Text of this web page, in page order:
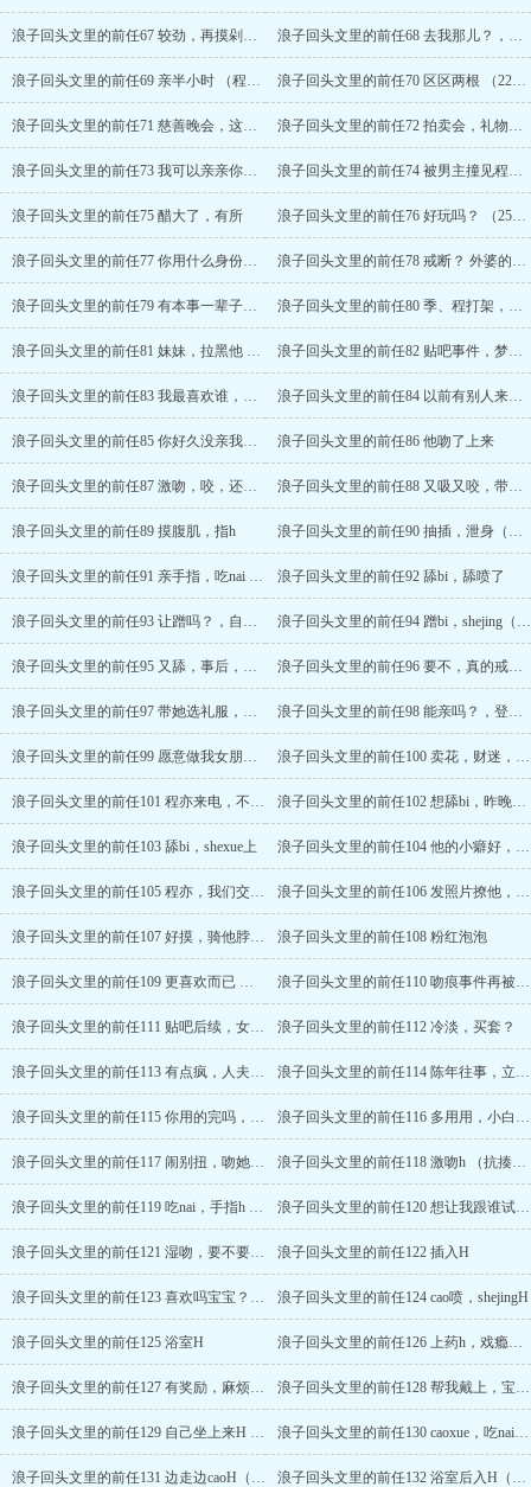
浪子回头文里的前任67 较劲，再摸剁了你的爪子（2000收加更） 浪子回头文里的前任68 去我那儿？，怕了。
浪子回头文里的前任69 亲半小时 （程亦，2100收加更） 浪子回头文里的前任70 区区两根 （2200收加更）
浪子回头文里的前任71 慈善晚会，这么大方啊？ 浪子回头文里的前任72 拍卖会，礼物，周扒皮。
浪子回头文里的前任73 我可以亲亲你吗，太腼腆了（2300收加更） 浪子回头文里的前任74 被男主撞见程亦亲她 （2400收加更）
浪子回头文里的前任75 醋大了，有所 浪子回头文里的前任76 好玩吗？ （2500收加更）
浪子回头文里的前任77 你用什么身份管我？ 浪子回头文里的前任78 戒断？ 外婆的见面礼
浪子回头文里的前任79 有本事一辈子都靠手 浪子回头文里的前任80 季、程打架，流言，受伤（2600收加更）
浪子回头文里的前任81 妹妹，拉黑他 （2700收加更） 浪子回头文里的前任82 贴吧事件，梦女？
浪子回头文里的前任83 我最喜欢谁，你不知道？（2800收加更） 浪子回头文里的前任84 以前有别人来过吗？
浪子回头文里的前任85 你好久没亲我了。 （2900收加更） 浪子回头文里的前任86 他吻了上来
浪子回头文里的前任87 激吻，咬，还想谈吗？ 浪子回头文里的前任88 又吸又咬，带她摸
浪子回头文里的前任89 摸腹肌，指h 浪子回头文里的前任90 抽插，泄身（指h）
浪子回头文里的前任91 亲手指，吃nai （3000收加更） 浪子回头文里的前任92 舔bi，舔喷了
浪子回头文里的前任93 让蹭吗？，自己的东西也嫌弃？ 浪子回头文里的前任94 蹭bi，shejing（3100收加更）
浪子回头文里的前任95 又舔，事后，怀抱 浪子回头文里的前任96 要不，真的戒几天？ （400珠加更）
浪子回头文里的前任97 带她选礼服，准备表白？ 浪子回头文里的前任98 能亲吗？，登对，边走边亲 （500珠加更，图文防盗版，1300字）
浪子回头文里的前任99 愿意做我女朋友吗？，表白。 浪子回头文里的前任100 卖花，财迷，又亲她。
浪子回头文里的前任101 程亦来电，不许让他再亲你。 浪子回头文里的前任102 想舔bi，昨晚没吃够。
浪子回头文里的前任103 舔bi，shexue上 浪子回头文里的前任104 他的小癖好，你心跳好快啊
浪子回头文里的前任105 程亦，我们交往了。 浪子回头文里的前任106 发照片撩他， 我女朋友
浪子回头文里的前任107 好摸，骑他脖子上 浪子回头文里的前任108 粉红泡泡
浪子回头文里的前任109 更喜欢而已 （女主和程亦视角） 浪子回头文里的前任110 吻痕事件再被提起，插足言论
浪子回头文里的前任111 贴吧后续，女主加她 浪子回头文里的前任112 冷淡，买套？
浪子回头文里的前任113 有点疯，人夫感。 浪子回头文里的前任114 陈年往事，立好规矩
浪子回头文里的前任115 你用的完吗，跟你就能。 浪子回头文里的前任116 多用用，小白眼狼。
浪子回头文里的前任117 闹别扭，吻她，宝宝。 浪子回头文里的前任118 激吻h （抗揍吗？）
浪子回头文里的前任119 吃nai，手指h （梦里也是你） 浪子回头文里的前任120 想让我跟谁试 ，较劲h
浪子回头文里的前任121 湿吻，要不要我？h 浪子回头文里的前任122 插入H
浪子回头文里的前任123 喜欢吗宝宝？，抽插H 浪子回头文里的前任124 cao喷，shejingH
浪子回头文里的前任125 浴室H 浪子回头文里的前任126 上药h，戏瘾，让他做饭。
浪子回头文里的前任127 有奖励，麻烦告诉我老婆 浪子回头文里的前任128 帮我戴上，宝宝h
浪子回头文里的前任129 自己坐上来H （女上，撒娇） 浪子回头文里的前任130 caoxue，吃naiH （自己捧着）
浪子回头文里的前任131 边走边caoH（对镜，shejing） 浪子回头文里的前任132 浴室后入H（挑衅，再来。）